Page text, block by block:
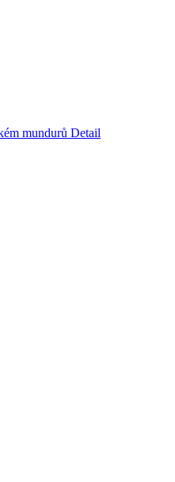
mundurů Detail